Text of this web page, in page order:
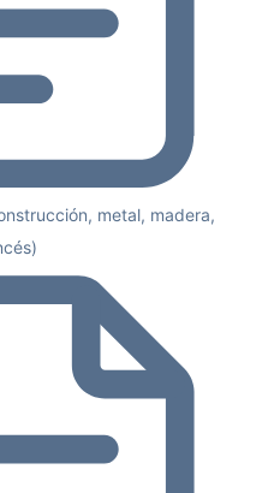
metal, madera,